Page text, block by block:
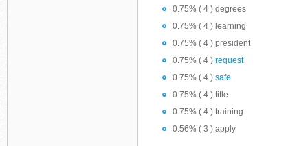
0.75% ( 4 ) degrees
0.75% ( 4 ) learning
0.75% ( 4 ) president
0.75% ( 4 ) request
0.75% ( 4 ) safe
0.75% ( 4 ) title
0.75% ( 4 ) training
0.56% ( 3 ) apply